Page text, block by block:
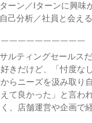
ーン／Iターンに興味
己分析／社員と会え
￣￣￣￣￣￣￣￣￣
ルティングセールス
好きだけど、「忖度な
からニーズを汲み取り
て良かった」と言わ
く、店舗運営や企画で